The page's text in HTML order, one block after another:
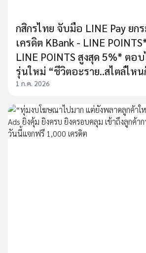
กสิกรไทย จับมือ LINE Pay ยก
เครดิต KBank - LINE
LINE POINTS สูงสุด 5%* ตอ
รุ่นใหม่ “ชีวิตอะราย..สไตล์ไหน
1 ก.ค. 2026